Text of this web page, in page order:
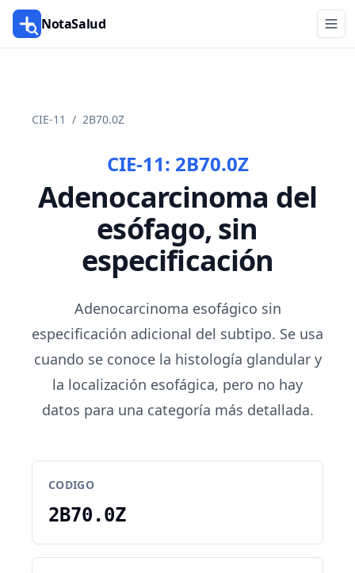
NotaSalud
CIE-11 / 2B70.0Z
CIE-11: 2B70.0Z
Adenocarcinoma del
esófago, sin
especificación
Adenocarcinoma esofágico sin
especificación adicional del subtipo. Se usa
cuando se conoce la histología glandular y
la localización esofágica, pero no hay
datos para una categoría más detallada.
CODIGO
2B70.0Z